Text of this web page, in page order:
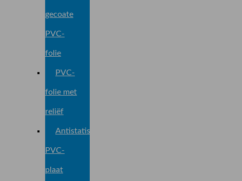
gecoate
PVC-
folie
PVC-
folie met
reliëf
Antistatische
PVC-
plaat